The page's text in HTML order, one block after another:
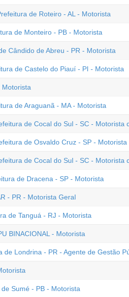
de Roteiro - AL - Motorista
de Monteiro - PB - Motorista
Cândido de Abreu - PR - Motorista
de Castelo do Piauí - PI - Motorista
Motorista
de Araguanã - MA - Motorista
de Cocal do Sul - SC - Motorista
de Osvaldo Cruz - SP - Motorista
de Cocal do Sul - SC - Motorista
de Dracena - SP - Motorista
- PR - Motorista Geral
de Tanguá - RJ - Motorista
BINACIONAL - Motorista
de Londrina - PR - Agente de Gestão
Sumé - PB - Motorista